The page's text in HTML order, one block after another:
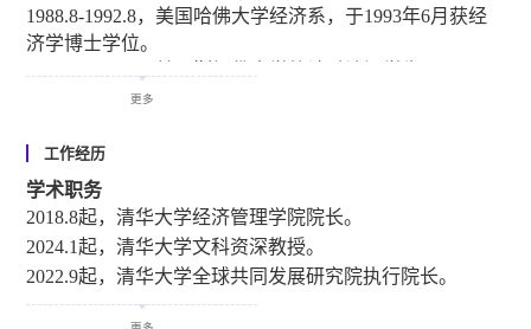
1988.8-1992.8，美国哈佛大学经济系，于1993年6月获经
济学博士学位。
1985.9-1988.7，美国加州大学圣地亚哥校区数学系，获数
1983.7-1985.8，中国科学院数学研究所硕士研究生（没有
读完学位）。
1979.9-1983.6，中国科学技术大学数学系，获数学学士学
位及郭沫若奖。
更多
工作经历
学术职务
2018.8起，清华大学经济管理学院院长。
2024.1起，清华大学文科资深教授。
2022.9起，清华大学全球共同发展研究院执行院长。
2019.5起，清华大学现代国有企业研究院院长。